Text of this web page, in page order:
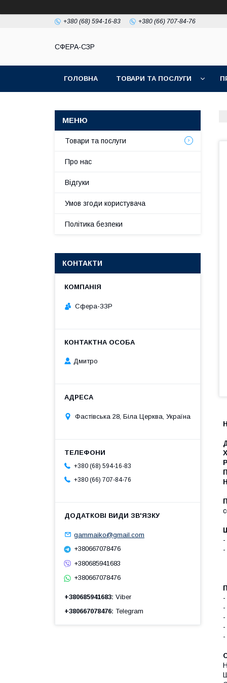
+380 (68) 594-16-83 +380 (66) 707-84-76
СФЕРА-СЗР
ГОЛОВНА ТОВАРИ ТА ПОСЛУГИ
-
-
-
-
-
-
-
Товари та послуги
Про нас
Відгуки
Умов згоди користувача
Політика безпеки
КОНТАКТИ
Сфера-ЗЗР
Дмитро
Фастівська 28, Біла Церква, Україна
+380 (68) 594-16-83
+380 (66) 707-84-76
gammaiko@gmail.com
+380667078476
+380685941683
+380667078476
+380685941683 Viber
+380667078476 Telegram